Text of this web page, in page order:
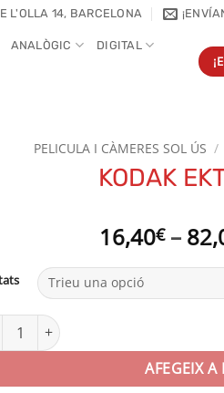
L'OLLA 14, BARCELONA
ANALÒGIC DIGITAL
PELICULA I CÀMERES SOL ÚS /
KODAK
16,40€ –
de KODAK EKTAR 100 120
AFEGEIX A